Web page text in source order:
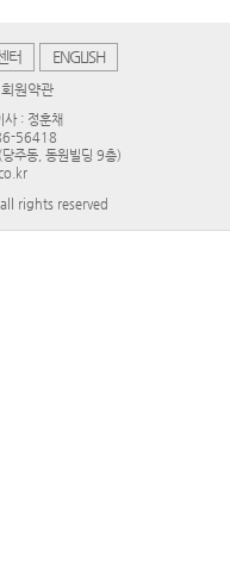
터 ENGLISH
회원약관
사 : 정훈채
56418
주동, 동원빌딩 9층)
rights reserved